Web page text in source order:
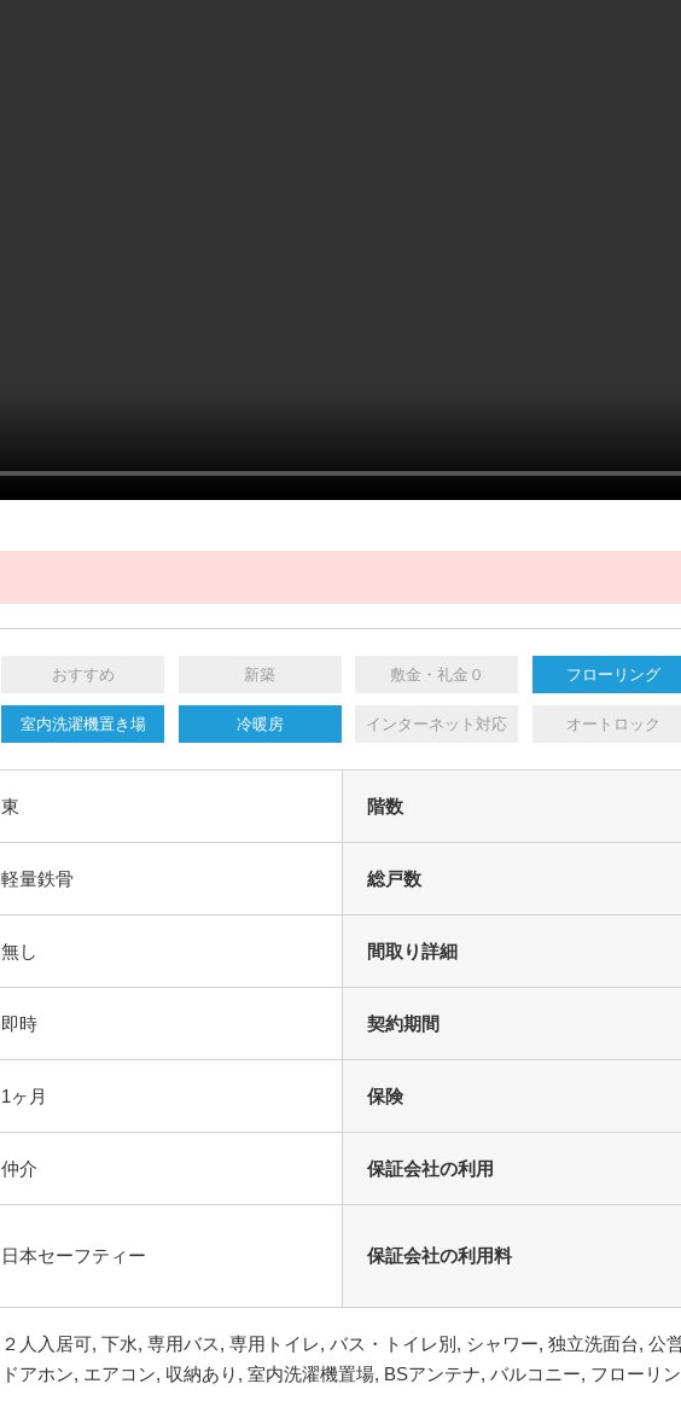
おすすめ 新築 敷金・礼金０ フローリング
室内洗濯機置き場 冷暖房 インターネット対応 オートロック
東 階数
軽量鉄骨 総戸数
無し 間取り詳細
即時 契約期間
1ヶ月 保険
仲介 保証会社の利用
日本セーフティー 保証会社の利用料
２人入居可, 下水, 専用バス, 専用トイレ, バス・トイレ別, シャワー, 独立洗面台, 公
ドアホン, エアコン, 収納あり, 室内洗濯機置場, BSアンテナ, バルコニー, フローリ